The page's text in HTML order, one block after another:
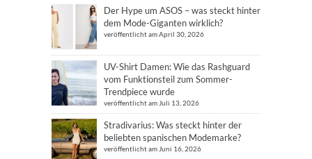
Der Hype um ASOS – was steckt hinter
dem Mode-Giganten wirklich?
veröffentlicht am April 30, 2026
UV-Shirt Damen: Wie das Rashguard
vom Funktionsteil zum Sommer-
Trendpiece wurde
veröffentlicht am Juli 13, 2026
Stradivarius: Was steckt hinter der
beliebten spanischen Modemarke?
veröffentlicht am Juni 16, 2026